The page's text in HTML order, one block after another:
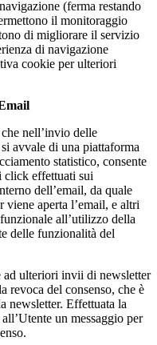
(ferma restando
il monitoraggio
di migliorare il servizio
di navigazione
cookie per ulteriori
nell’invio delle
avvale di una piattaforma
statistico, consente
click effettuati sui
dell’email, da quale
aperta l’email, e altri
all’utilizzo della
delle funzionalità del
ad ulteriori invii di newsletter
revoca del consenso, che è
newsletter. Effettuata la
un messaggio per